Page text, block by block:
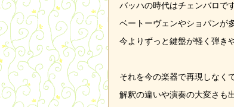
バッハの時代はチェンバロです
ベートーヴェンやショパンが
今よりずっと鍵盤が軽く弾き
それを今の楽器で再現しなく
解釈の違いや演奏の大変さも